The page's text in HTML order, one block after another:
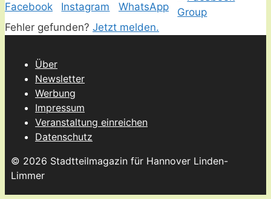
Fehler gefunden? Jetzt melden.
Über
Newsletter
Werbung
Impressum
Veranstaltung einreichen
Datenschutz
© 2026 Stadtteilmagazin für Hannover Linden-
Limmer